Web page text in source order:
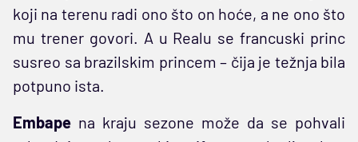
koji na terenu radi ono što on hoće, a ne ono što
mu trener govori. A u Realu se francuski princ
susreo sa brazilskim princem – čija je težnja bila
potpuno ista.
Embape na kraju sezone može da se pohvali